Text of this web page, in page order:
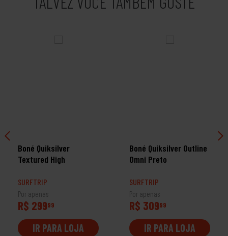
Boné Quiksilver
Textured High
SURFTRIP
Por apenas
R$ 29999
IR PARA LOJA
Boné Quiksilver Outline
Omni Preto
SURFTRIP
Por apenas
R$ 30999
IR PARA LOJA